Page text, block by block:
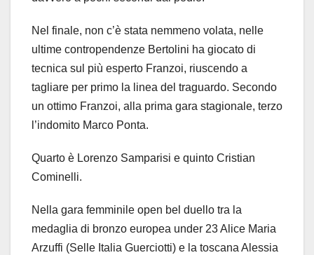
Nel finale, non c’è stata nemmeno volata, nelle
ultime contropendenze Bertolini ha giocato di
tecnica sul più esperto Franzoi, riuscendo a
tagliare per primo la linea del traguardo. Secondo
un ottimo Franzoi, alla prima gara stagionale, terzo
l’indomito Marco Ponta.
Quarto è Lorenzo Samparisi e quinto Cristian
Cominelli.
Nella gara femminile open bel duello tra la
medaglia di bronzo europea under 23 Alice Maria
Arzuffi (Selle Italia Guerciotti) e la toscana Alessia